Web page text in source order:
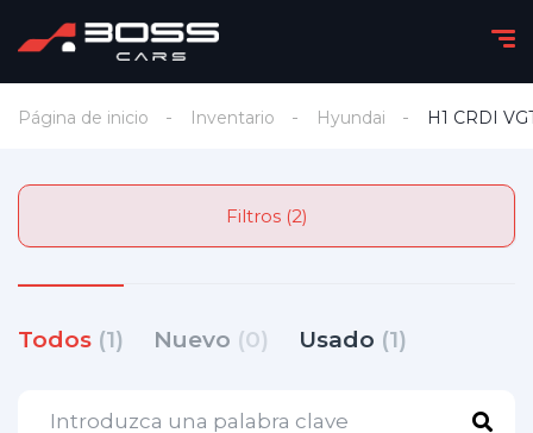
Página de inicio Inventario Hyundai H1 CRDI
Filtros (2)
Todos (1) Nuevo (0) Usado (1)